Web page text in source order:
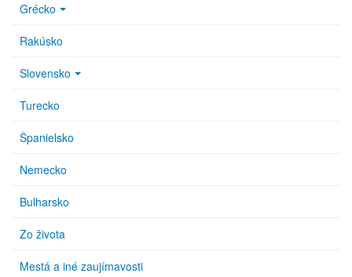
Grécko
Rakúsko
Slovensko
Turecko
Španielsko
Nemecko
Bulharsko
Zo života
Mestá a iné zaujímavosti